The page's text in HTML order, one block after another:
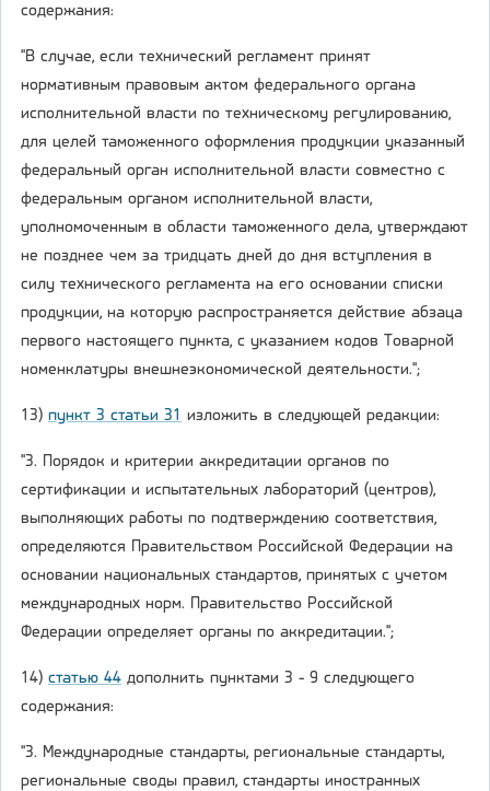
содержания:
"В случае, если технический регламент принят
нормативным правовым актом федерального органа
исполнительной власти по техническому регулированию,
для целей таможенного оформления продукции указанный
федеральный орган исполнительной власти совместно с
федеральным органом исполнительной власти,
уполномоченным в области таможенного дела, утверждают
не позднее чем за тридцать дней до дня вступления в
силу технического регламента на его основании списки
продукции, на которую распространяется действие абзаца
первого настоящего пункта, с указанием кодов Товарной
номенклатуры внешнеэкономической деятельности.";
13) пункт 3 статьи 31 изложить в следующей редакции:
"3. Порядок и критерии аккредитации органов по
сертификации и испытательных лабораторий (центров),
выполняющих работы по подтверждению соответствия,
определяются Правительством Российской Федерации на
основании национальных стандартов, принятых с учетом
международных норм. Правительство Российской
Федерации определяет органы по аккредитации.";
14) статью 44 дополнить пунктами 3 - 9 следующего
содержания:
"3. Международные стандарты, региональные стандарты,
региональные своды правил, стандарты иностранных